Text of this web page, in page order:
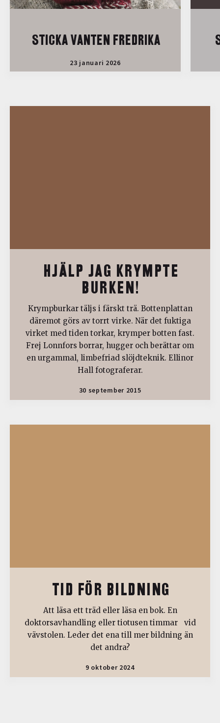
STICKA VANTEN FREDRIKA
23 januari 2026
HJÄLP JAG KRYMPTE
BURKEN!
Krympburkar täljs i färskt trä. Bottenplattan
däremot görs av torrt virke. När det fuktiga
virket med tiden torkar, krymper botten fast.
Frej Lonnfors borrar, hugger och berättar om
en urgammal, limbefriad slöjdteknik. Ellinor
Hall fotograferar.
30 september 2015
TID FÖR BILDNING
Att läsa ett träd eller läsa en bok. En
doktorsavhandling eller tiotusen timmar vid
vävstolen. Leder det ena till mer bildning än
det andra?
9 oktober 2024